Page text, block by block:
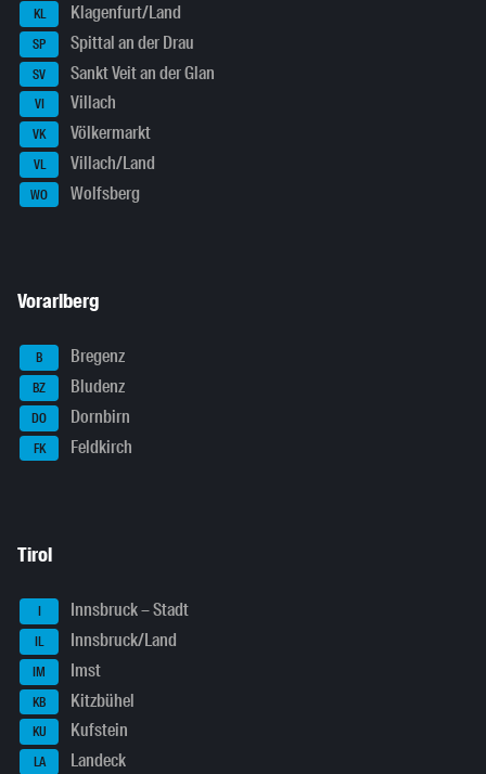
KL Klagenfurt/Land
SP Spittal an der Drau
SV Sankt Veit an der Glan
VI Villach
VK Völkermarkt
VL Villach/Land
WO Wolfsberg
Vorarlberg
B Bregenz
BZ Bludenz
DO Dornbirn
FK Feldkirch
Tirol
I Innsbruck – Stadt
IL Innsbruck/Land
IM Imst
KB Kitzbühel
KU Kufstein
LA Landeck